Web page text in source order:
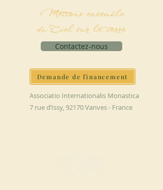
Mettons ensemble
du Ciel sur la terre
Contactez-nous
Demande de financement
Associatio Internationalis Monastica
7 rue d’Issy, 92170 Vanves - France